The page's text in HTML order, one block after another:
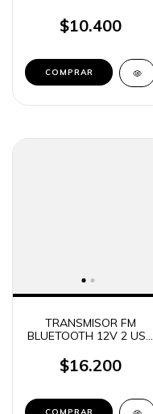
3.1A 2USB
$10.400
COMPRAR
TRANSMISOR FM
BLUETOOTH 12V 2 USB
$16.200